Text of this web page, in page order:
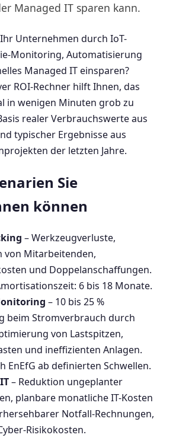
Managed IT sparen kann.
Unternehmen durch IoT-
Monitoring, Automatisierung
Managed IT einsparen?
ROI-Rechner hilft Ihnen, das
in wenigen Minuten grob zu
realer Verbrauchswerte aus
typischer Ergebnisse aus
der letzten Jahre.
Sie
können
– Werkzeugverluste,
von Mitarbeitenden,
und Doppelanschaffungen.
6 bis 18 Monate.
– 10 bis 25 %
beim Stromverbrauch durch
von Lastspitzen,
und ineffizienten Anlagen.
EnEfG ab definierten Schwellen.
– Reduktion ungeplanter
planbare monatliche IT-Kosten
Notfall-Rechnungen,
Risikokosten.